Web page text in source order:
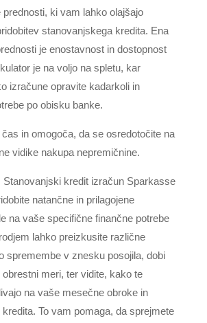
prednosti, ki vam lahko olajšajo
stanovanjskega kredita. Ena
je enostavnost in dostopnost
je na voljo na spletu, kar
izračune opravite kadarkoli in
po obisku banke.
in omogoča, da se osredotočite na
vidike nakupa nepremičnine.
Stanovanjski kredit izračun Sparkasse
natančne in prilagojene
na vaše specifične finančne potrebe
lahko preizkusite različne
spremembe v znesku posojila, dobi
meri, ter vidite, kako te
na vaše mesečne obroke in
To vam pomaga, da sprejmete